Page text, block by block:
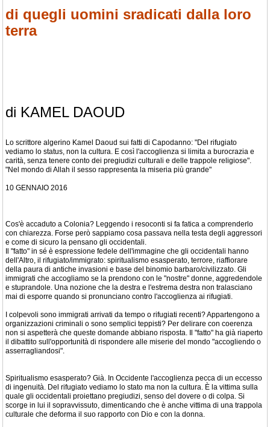
di quegli uomini sradicati dalla loro
terra
di KAMEL DAOUD
Lo scrittore algerino Kamel Daoud sui fatti di Capodanno: "Del rifugiato
vediamo lo status, non la cultura. E così l'accoglienza si limita a burocrazia e
carità, senza tenere conto dei pregiudizi culturali e delle trappole religiose".
"Nel mondo di Allah il sesso rappresenta la miseria più grande"
10 GENNAIO 2016
Cos'è accaduto a Colonia? Leggendo i resoconti si fa fatica a comprenderlo
con chiarezza. Forse però sappiamo cosa passava nella testa degli aggressori
e come di sicuro la pensano gli occidentali.
Il "fatto" in sé è espressione fedele dell'immagine che gli occidentali hanno
dell'Altro, il rifugiato/immigrato: spiritualismo esasperato, terrore, riaffiorare
della paura di antiche invasioni e base del binomio barbaro/civilizzato. Gli
immigrati che accogliamo se la prendono con le "nostre" donne, aggredendole
e stuprandole. Una nozione che la destra e l'estrema destra non tralasciano
mai di esporre quando si pronunciano contro l'accoglienza ai rifugiati.
I colpevoli sono immigrati arrivati da tempo o rifugiati recenti? Appartengono a
organizzazioni criminali o sono semplici teppisti? Per delirare con coerenza
non si aspetterà che queste domande abbiano risposta. Il "fatto" ha già riaperto
il dibattito sull'opportunità di rispondere alle miserie del mondo "accogliendo o
asserragliandosi".
Spiritualismo esasperato? Già. In Occidente l'accoglienza pecca di un eccesso
di ingenuità. Del rifugiato vediamo lo stato ma non la cultura. È la vittima sulla
quale gli occidentali proiettano pregiudizi, senso del dovere o di colpa. Si
scorge in lui il sopravvissuto, dimenticando che è anche vittima di una trappola
culturale che deforma il suo rapporto con Dio e con la donna.